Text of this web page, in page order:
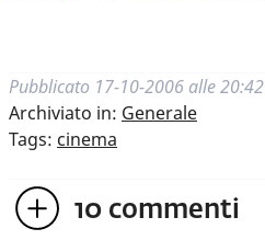
Pubblicato 17-10-2006 alle 20:42
Archiviato in: Generale
Tags: cinema
10 commenti